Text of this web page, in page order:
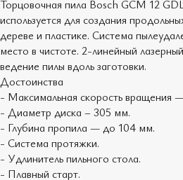
Торцовочная пила Bosch GCM 12
используется для создания
дереве и пластике. Система
место в чистоте. 2-линейный
ведение пилы вдоль заготовки.
Достоинства
- Максимальная скорость вращения
- Диаметр диска – 305 мм.
- Глубина пропила — до 104 мм.
- Система протяжки.
- Удлинитель пильного стола.
- Плавный старт.